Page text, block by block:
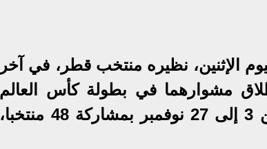
للناشئين تحت 17 سنة، اليوم الإثنين، نظيره منتخب قطر، في آخر
مشوارهما في بطولة كأس العالم
للناشئين، التي تستضيفها قطر خلال الفترة من 3 إلى 27 نوفمبر بمشاركة 48 منتخبا،